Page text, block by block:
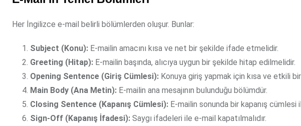
Her İngilizce e-mail belirli bölümlerden oluşur. Bunlar:
Subject (Konu): E-mailin amacını kısa ve net bir şekilde ifade etmelidir.
Greeting (Hitap): E-mailin başında, alıcıya uygun bir şekilde hitap edilmelidir.
Opening Sentence (Giriş Cümlesi): Konuya giriş yapmak için kısa ve etkili bir
Main Body (Ana Metin): E-mailin ana mesajının bulunduğu bölümdür.
Closing Sentence (Kapanış Cümlesi): E-mailin sonunda bir kapanış cümlesi
Sign-Off (Kapanış İfadesi): Saygı ifadeleri ile e-mail kapatılmalıdır.